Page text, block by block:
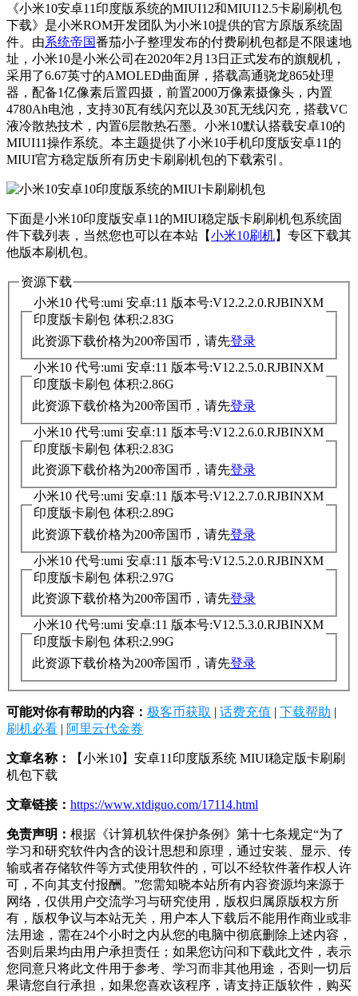
《小米10安卓11印度版系统的MIUI12和MIUI12.5卡刷刷机包
下载》是小米ROM开发团队为小米10提供的官方原版系统固
件。由系统帝国番茄小子整理发布的付费刷机包都是不限速地
址，小米10是小米公司在2020年2月13日正式发布的旗舰机，
采用了6.67英寸的AMOLED曲面屏，搭载高通骁龙865处理
器，配备1亿像素后置四摄，前置2000万像素摄像头，内置
4780Ah电池，支持30瓦有线闪充以及30瓦无线闪充，搭载VC
液冷散热技术，内置6层散热石墨。小米10默认搭载安卓10的
MIUI11操作系统。本主题提供了小米10手机印度版安卓11的
MIUI官方稳定版所有历史卡刷刷机包的下载索引。
下面是小米10印度版安卓11的MIUI稳定版卡刷刷机包系统固
件下载列表，当然您也可以在本站【小米10刷机】专区下载其
他版本刷机包。
资源下载
小米10 代号:umi 安卓:11 版本号:V12.2.2.0.RJBINXM
印度版卡刷包 体积:2.83G
此资源下载价格为200帝国币，请先登录
小米10 代号:umi 安卓:11 版本号:V12.2.5.0.RJBINXM
印度版卡刷包 体积:2.86G
此资源下载价格为200帝国币，请先登录
小米10 代号:umi 安卓:11 版本号:V12.2.6.0.RJBINXM
印度版卡刷包 体积:2.83G
此资源下载价格为200帝国币，请先登录
小米10 代号:umi 安卓:11 版本号:V12.2.7.0.RJBINXM
印度版卡刷包 体积:2.89G
此资源下载价格为200帝国币，请先登录
小米10 代号:umi 安卓:11 版本号:V12.5.2.0.RJBINXM
印度版卡刷包 体积:2.97G
此资源下载价格为200帝国币，请先登录
小米10 代号:umi 安卓:11 版本号:V12.5.3.0.RJBINXM
印度版卡刷包 体积:2.99G
此资源下载价格为200帝国币，请先登录
可能对你有帮助的内容： 极客币获取 | 话费充值 | 下载帮助 |
刷机必看 | 阿里云代金券
文章名称：
【小米10】安卓11印度版系统 MIUI稳定版卡刷刷
机包下载
文章链接： https://www.xtdiguo.com/17114.html
免责声明： 根据《计算机软件保护条例》第十七条规定“为了
学习和研究软件内含的设计思想和原理，通过安装、显示、传
输或者存储软件等方式使用软件的，可以不经软件著作权人许
可，不向其支付报酬。”您需知晓本站所有内容资源均来源于
网络，仅供用户交流学习与研究使用，版权归属原版权方所
有，版权争议与本站无关，用户本人下载后不能用作商业或非
法用途，需在24个小时之内从您的电脑中彻底删除上述内容，
否则后果均由用户承担责任；如果您访问和下载此文件，表示
您同意只将此文件用于参考、学习而非其他用途，否则一切后
果请您自行承担，如果您喜欢该程序，请支持正版软件，购买